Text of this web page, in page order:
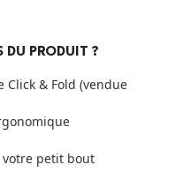
DU PRODUIT ?
Click & Fold (vendue
votre petit bout